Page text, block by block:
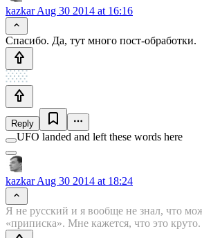
kazkarAug 30 2014 at 16:16
Спасибо. Да, тут много пост-обработки.
Reply
UFO landed and left these words here
kazkarAug 30 2014 at 18:24
Я не русский и я вообще не знал, что
«приписка». Мне кажется, что это